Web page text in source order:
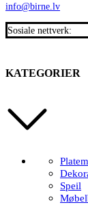
info@birne.lv
Sosiale nettverk:
KATEGORIER
Speil